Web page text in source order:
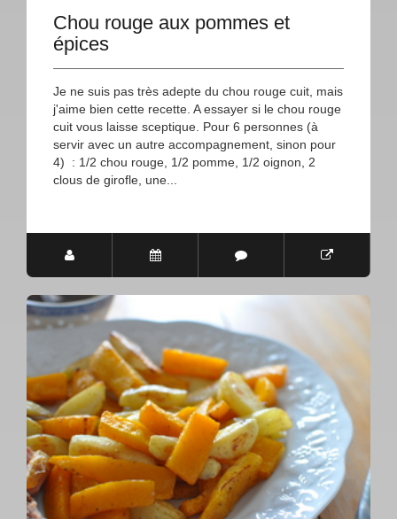
Chou rouge aux pommes et
épices
Je ne suis pas très adepte du chou rouge cuit, mais
j'aime bien cette recette. A essayer si le chou rouge
cuit vous laisse sceptique. Pour 6 personnes (à
servir avec un autre accompagnement, sinon pour
4) : 1/2 chou rouge, 1/2 pomme, 1/2 oignon, 2
clous de girofle, une...